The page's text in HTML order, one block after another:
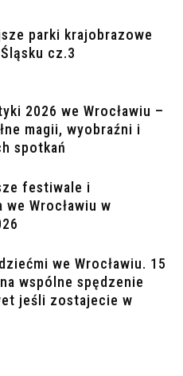
parki krajobrazowe
cz.3
2026 we Wrocławiu –
magii, wyobraźni i
spotkań
festiwale i
we Wrocławiu w
we Wrocławiu. 15
wspólne spędzenie
jeśli zostajecie w